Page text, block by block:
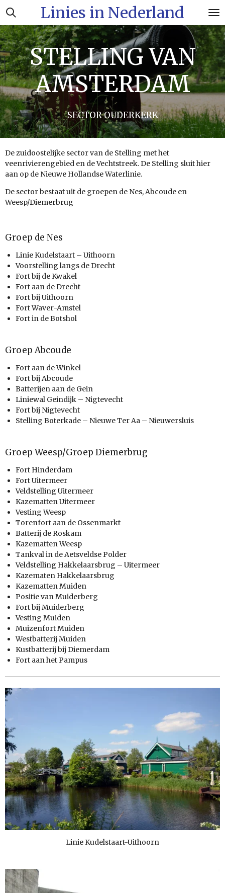
Ga
direct
naar
de
hoofdinhoud
Linies in Nederland
STELLING VAN
AMSTERDAM
SECTOR OUDERKERK
De zuidoostelijke sector van de Stelling met het
veenrivierengebied en de Vechtstreek. De Stelling sluit hier
aan op de Nieuwe Hollandse Waterlinie.
De sector bestaat uit de groepen de Nes, Abcoude en
Weesp/Diemerbrug
Groep de Nes
Linie Kudelstaart – Uithoorn
Voorstelling langs de Drecht
Fort bij de Kwakel
Fort aan de Drecht
Fort bij Uithoorn
Fort Waver-Amstel
Fort in de Botshol
Groep Abcoude
Fort aan de Winkel
Fort bij Abcoude
Batterijen aan de Gein
Liniewal Geindijk – Nigtevecht
Fort bij Nigtevecht
Stelling Boterkade – Nieuwe Ter Aa – Nieuwersluis
Groep Weesp/Groep Diemerbrug
Fort Hinderdam
Fort Uitermeer
Veldstelling Uitermeer
Kazematten Uitermeer
Vesting Weesp
Torenfort aan de Ossenmarkt
Batterij de Roskam
Kazematten Weesp
Tankval in de Aetsveldse Polder
Veldstelling Hakkelaarsbrug – Uitermeer
Kazematen Hakkelaarsbrug
Kazematten Muiden
Positie van Muiderberg
Fort bij Muiderberg
Vesting Muiden
Muizenfort Muiden
Westbatterij Muiden
Kustbatterij bij Diemerdam
Fort aan het Pampus
Linie Kudelstaart-Uithoorn